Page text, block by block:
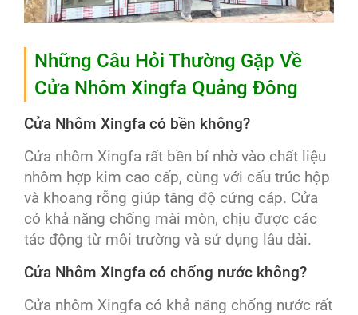
Những Câu Hỏi Thường Gặp Về
Cửa Nhôm Xingfa Quảng Đông
Cửa Nhôm Xingfa có bền không?
Cửa nhôm Xingfa rất bền bỉ nhờ vào chất liệu
nhôm hợp kim cao cấp, cùng với cấu trúc hộp
và khoang rỗng giúp tăng độ cứng cáp. Cửa
có khả năng chống mài mòn, chịu được các
tác động từ môi trường và sử dụng lâu dài.
Cửa Nhôm Xingfa có chống nước không?
Cửa nhôm Xingfa có khả năng chống nước rất